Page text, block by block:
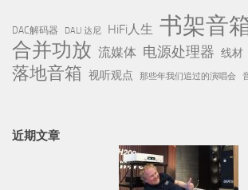
DAC解码器 DALI 达尼 HiFi人生 书架音
合并功放 流媒体 电源处理器 线材
落地音箱 视听观点 那些年我们追过的演唱会
近期文章